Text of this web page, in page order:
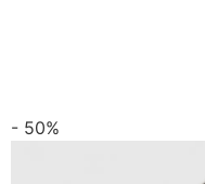
- 50%